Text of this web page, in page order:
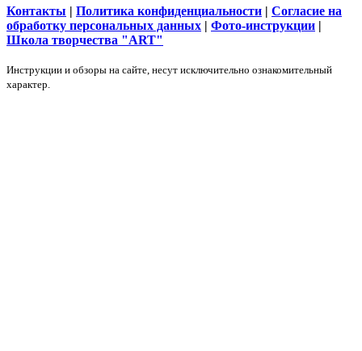
Контакты | Политика конфиденциальности | Согласие на
обработку персональных данных | Фото-инструкции |
Школа творчества "ART"
Инструкции и обзоры на сайте, несут исключительно ознакомительный
характер.